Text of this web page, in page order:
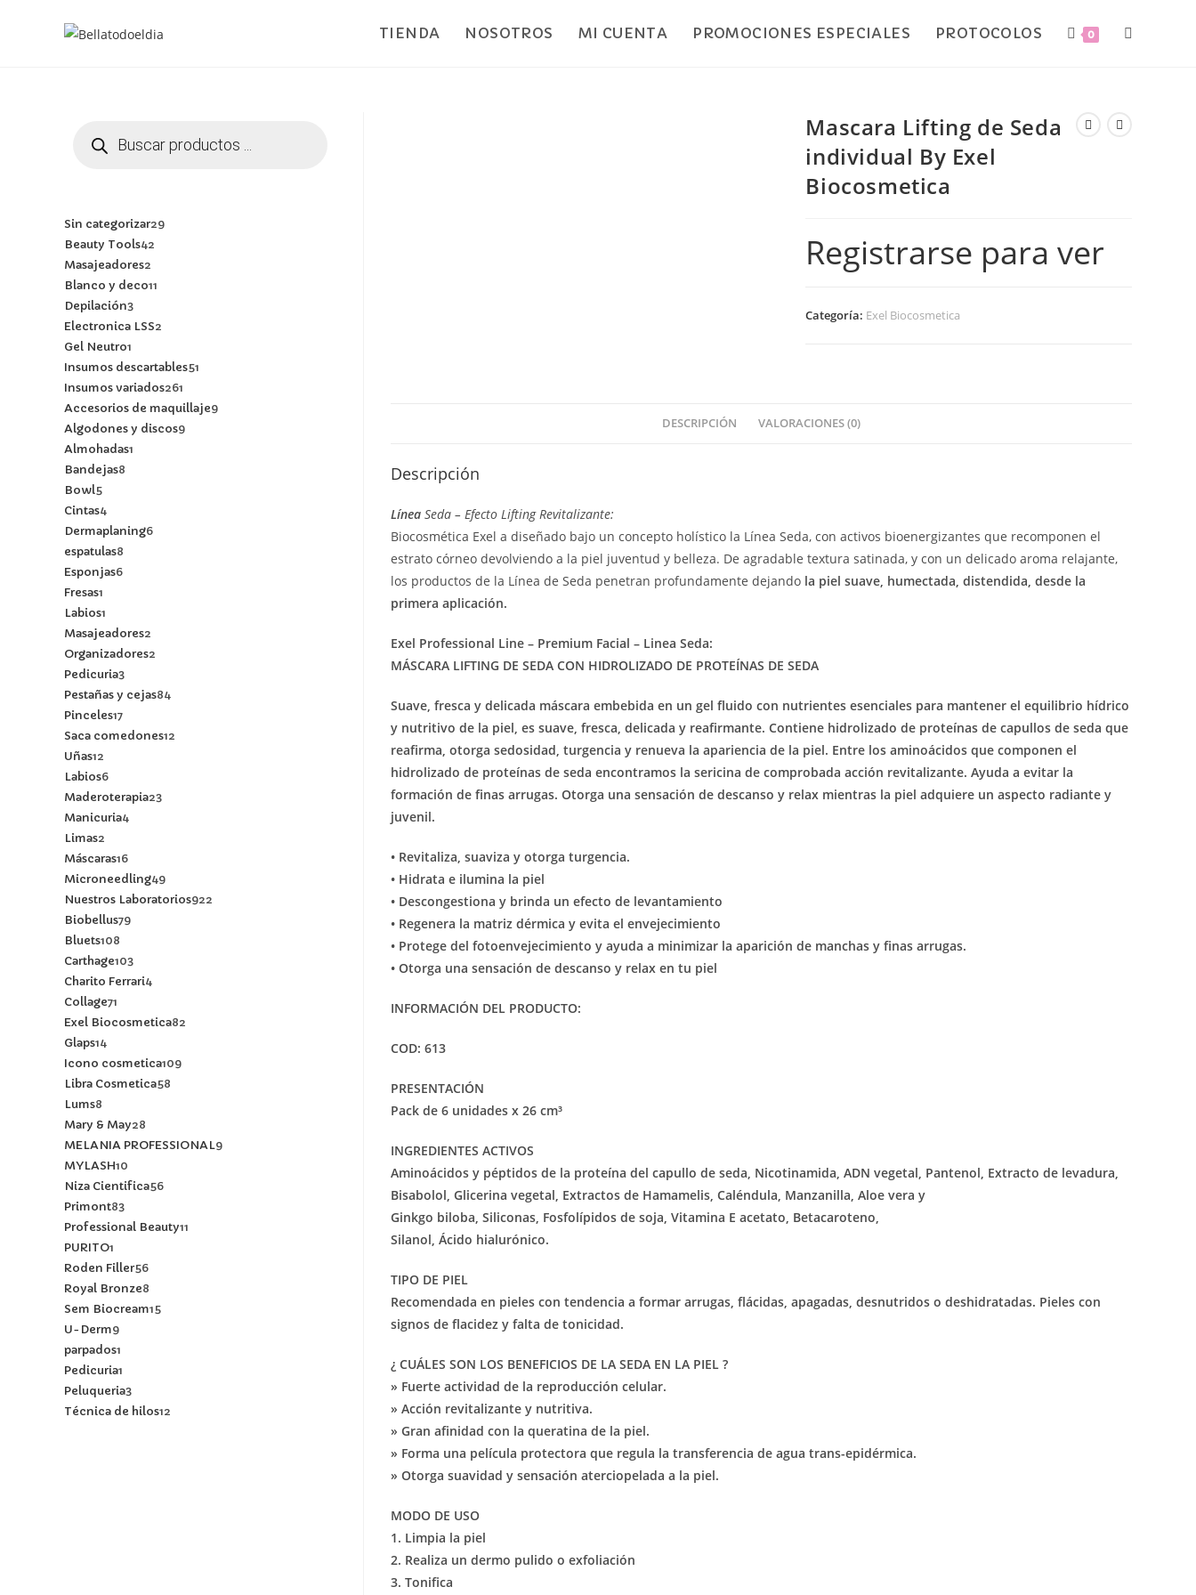
TIENDA NOSOTROS MI CUENTA PROMOCIONES ESPECIALES PROTOCOLOS 0
Mascara Lifting de Seda
individual By Exel
Biocosmetica
Registrarse para ver
Categoría: Exel Biocosmetica
DESCRIPCIÓN VALORACIONES (0)
Descripción
Línea Seda – Efecto Lifting Revitalizante:
Biocosmética Exel a diseñado bajo un concepto holístico la Línea Seda, con activos bioenergizantes que recomponen el
estrato córneo devolviendo a la piel juventud y belleza. De agradable textura satinada, y con un delicado aroma relajante,
los productos de la Línea de Seda penetran profundamente dejando la piel suave, humectada, distendida, desde la
primera aplicación.
Exel Professional Line – Premium Facial – Linea Seda:
MÁSCARA LIFTING DE SEDA CON HIDROLIZADO DE PROTEÍNAS DE SEDA
Suave, fresca y delicada máscara embebida en un gel fluido con nutrientes esenciales para mantener el equilibrio hídrico
y nutritivo de la piel, es suave, fresca, delicada y reafirmante. Contiene hidrolizado de proteínas de capullos de seda que
reafirma, otorga sedosidad, turgencia y renueva la apariencia de la piel. Entre los aminoácidos que componen el
hidrolizado de proteínas de seda encontramos la sericina de comprobada acción revitalizante. Ayuda a evitar la
formación de finas arrugas. Otorga una sensación de descanso y relax mientras la piel adquiere un aspecto radiante y
juvenil.
• Revitaliza, suaviza y otorga turgencia.
• Hidrata e ilumina la piel
• Descongestiona y brinda un efecto de levantamiento
• Regenera la matriz dérmica y evita el envejecimiento
• Protege del fotoenvejecimiento y ayuda a minimizar la aparición de manchas y finas arrugas.
• Otorga una sensación de descanso y relax en tu piel
INFORMACIÓN DEL PRODUCTO:
COD: 613
PRESENTACIÓN
Pack de 6 unidades x 26 cm³
INGREDIENTES ACTIVOS
Aminoácidos y péptidos de la proteína del capullo de seda, Nicotinamida, ADN vegetal, Pantenol, Extracto de levadura,
Bisabolol, Glicerina vegetal, Extractos de Hamamelis, Caléndula, Manzanilla, Aloe vera y
Ginkgo biloba, Siliconas, Fosfolípidos de soja, Vitamina E acetato, Betacaroteno,
Silanol, Ácido hialurónico.
TIPO DE PIEL
Recomendada en pieles con tendencia a formar arrugas, flácidas, apagadas, desnutridos o deshidratadas. Pieles con
signos de flacidez y falta de tonicidad.
¿ CUÁLES SON LOS BENEFICIOS DE LA SEDA EN LA PIEL ?
» Fuerte actividad de la reproducción celular.
» Acción revitalizante y nutritiva.
» Gran afinidad con la queratina de la piel.
» Forma una película protectora que regula la transferencia de agua trans-epidérmica.
» Otorga suavidad y sensación aterciopelada a la piel.
MODO DE USO
1. Limpia la piel
2. Realiza un dermo pulido o exfoliación
3. Tonifica
Sin categorizar29
Beauty Tools42
Masajeadores2
Blanco y deco11
Depilación3
Electronica LSS2
Gel Neutro1
Insumos descartables51
Insumos variados261
Accesorios de maquillaje9
Algodones y discos9
Almohadas1
Bandejas8
Bowl5
Cintas4
Dermaplaning6
espatulas8
Esponjas6
Fresas1
Labios1
Masajeadores2
Organizadores2
Pedicuria3
Pestañas y cejas84
Pinceles17
Saca comedones12
Uñas12
Labios6
Maderoterapia23
Manicuria4
Limas2
Máscaras16
Microneedling49
Nuestros Laboratorios922
Biobellus79
Bluets108
Carthage103
Charito Ferrari4
Collage71
Exel Biocosmetica82
Glaps14
Icono cosmetica109
Libra Cosmetica58
Lums8
Mary & May28
MELANIA PROFESSIONAL9
MYLASH10
Niza Cientifica56
Primont83
Professional Beauty11
PURITO1
Roden Filler56
Royal Bronze8
Sem Biocream15
U-Derm9
parpados1
Pedicuria1
Peluqueria3
Técnica de hilos12